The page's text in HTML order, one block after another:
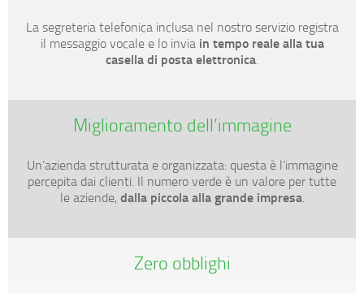
La segreteria telefonica inclusa nel nostro servizio registra
il messaggio vocale e lo invia in tempo reale alla tua
casella di posta elettronica.
Miglioramento dell’immagine
Un’azienda strutturata e organizzata: questa è l’immagine
percepita dai clienti. Il numero verde è un valore per tutte
le aziende,dalla piccola alla grande impresa.
Zero obblighi